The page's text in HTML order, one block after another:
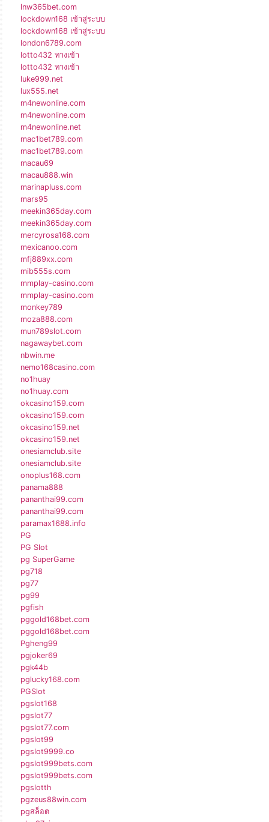
lnw365bet.com
lockdown168 เข้าสู่ระบบ
lockdown168 เข้าสู่ระบบ
london6789.com
lotto432 ทางเข้า
lotto432 ทางเข้า
luke999.net
lux555.net
m4newonline.com
m4newonline.com
m4newonline.net
mac1bet789.com
mac1bet789.com
macau69
macau888.win
marinapluss.com
mars95
meekin365day.com
meekin365day.com
mercyrosa168.com
mexicanoo.com
mfj889xx.com
mib555s.com
mmplay-casino.com
mmplay-casino.com
monkey789
moza888.com
mun789slot.com
nagawaybet.com
nbwin.me
nemo168casino.com
no1huay
no1huay.com
okcasino159.com
okcasino159.com
okcasino159.net
okcasino159.net
onesiamclub.site
onesiamclub.site
onoplus168.com
panama888
pananthai99.com
pananthai99.com
paramax1688.info
PG
PG Slot
pg SuperGame
pg718
pg77
pg99
pgfish
pggold168bet.com
pggold168bet.com
Pgheng99
pgjoker69
pgk44b
pglucky168.com
PGSlot
pgslot168
pgslot77
pgslot77.com
pgslot99
pgslot9999.co
pgslot999bets.com
pgslot999bets.com
pgslotth
pgzeus88win.com
pgสล็อต